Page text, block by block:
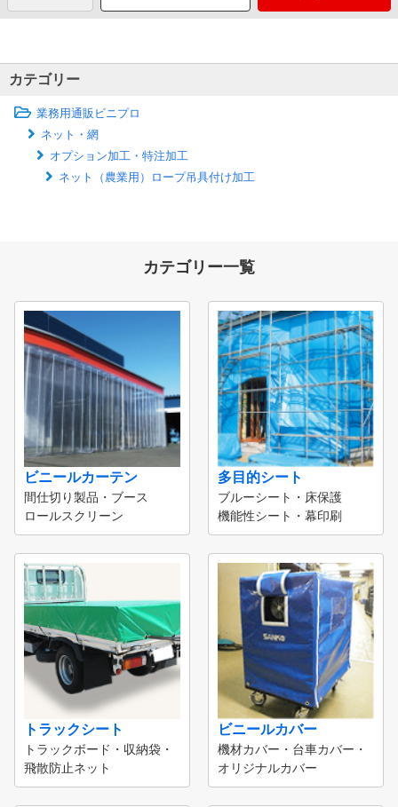
カテゴリー
業務用通販ビニプロ
ネット・網
オプション加工・特注加工
ネット（農業用）ロープ吊具付け加工
カテゴリー一覧
ビニールカーテン
間仕切り製品・ブース
ロールスクリーン
多目的シート
ブルーシート・床保護
機能性シート・幕印刷
トラックシート
トラックボード・収納袋・
飛散防止ネット
ビニールカバー
機材カバー・台車カバー・
オリジナルカバー